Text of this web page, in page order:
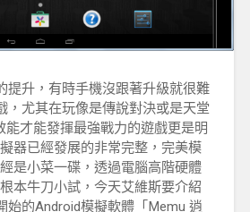
提升，有時手機沒跟著升級就很難
，尤其在玩像是傳說對決或是天堂
能才能發揮最強戰力的遊戲更是明
器已經發展的非常完整，完美模
是小菜一碟，透過電腦高階硬體
本牛刀小試，今天艾維斯要介紹
始的Android模擬軟體「Memu 逍